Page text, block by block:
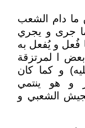
ما دام الشعب
ما جرى و يجري
فُعل و يُفعل به
بعض ا لمرتزقة
و كما كان
و هو ينتمي
الشعبي و